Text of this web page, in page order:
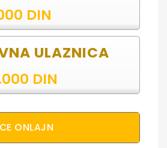
DIN
ULAZNICA
DIN
ONLAJN